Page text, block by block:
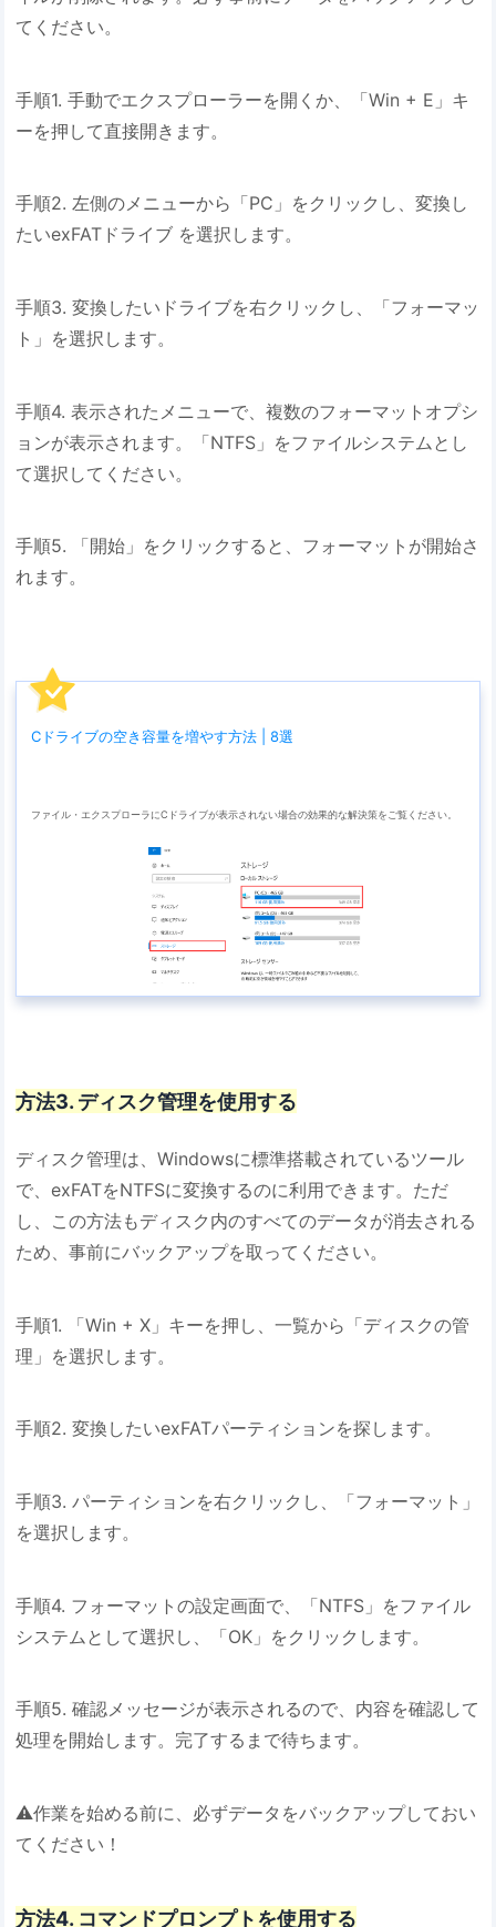
てください。
手順1. 手動でエクスプローラーを開くか、「Win + E」キ
ーを押して直接開きます。
手順2. 左側のメニューから「PC」をクリックし、変換し
たいexFATドライブ を選択します。
手順3. 変換したいドライブを右クリックし、「フォーマッ
ト」を選択します。
手順4. 表示されたメニューで、複数のフォーマットオプシ
ョンが表示されます。「NTFS」をファイルシステムとし
て選択してください。
手順5. 「開始」をクリックすると、フォーマットが開始さ
れます。
Cドライブの空き容量を増やす方法 | 8選
ファイル・エクスプローラにCドライブが表示されない場合の効果的な解決策をご覧ください。
方法3. ディスク管理を使用する
ディスク管理は、Windowsに標準搭載されているツール
で、exFATをNTFSに変換するのに利用できます。ただ
し、この方法もディスク内のすべてのデータが消去される
ため、事前にバックアップを取ってください。
手順1. 「Win + X」キーを押し、一覧から「ディスクの管
理」を選択します。
手順2. 変換したいexFATパーティションを探します。
手順3. パーティションを右クリックし、「フォーマット」
を選択します。
手順4. フォーマットの設定画面で、「NTFS」をファイル
システムとして選択し、「OK」をクリックします。
手順5. 確認メッセージが表示されるので、内容を確認して
処理を開始します。完了するまで待ちます。
⚠️作業を始める前に、必ずデータをバックアップしておい
てください！
方法4. コマンドプロンプトを使用する